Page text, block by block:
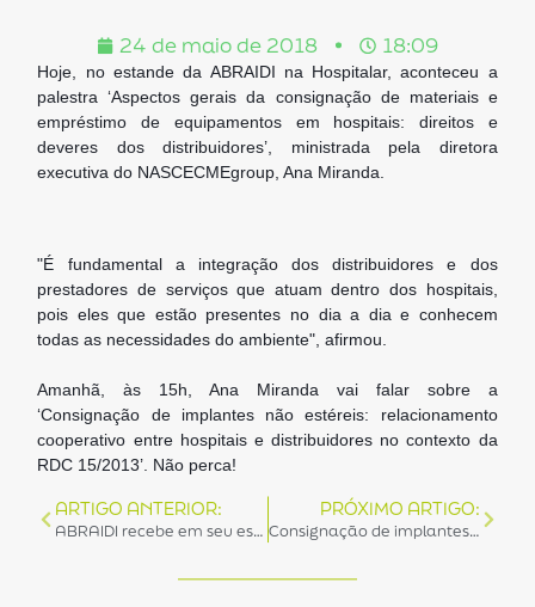
24 de maio de 2018 18:09
Hoje, no estande da ABRAIDI na Hospitalar, aconteceu a
palestra ‘Aspectos gerais da consignação de materiais e
empréstimo de equipamentos em hospitais: direitos e
deveres dos distribuidores’, ministrada pela diretora
executiva do NASCECMEgroup, Ana Miranda.
"É fundamental a integração dos distribuidores e dos
prestadores de serviços que atuam dentro dos hospitais,
pois eles que estão presentes no dia a dia e conhecem
todas as necessidades do ambiente", afirmou.
Amanhã, às 15h, Ana Miranda vai falar sobre a
‘Consignação de implantes não estéreis: relacionamento
cooperativo entre hospitais e distribuidores no contexto da
RDC 15/2013’. Não perca!
ARTIGO ANTERIOR:
ABRAIDI recebe em seu estande o diretor executivo do Instituto Ética Saúde, Carlos Eduardo Gouvêa, para apresentação da palestra “Programa de Qualificação Ética Saúde – QualIES
PRÓXIMO ARTIGO:
Consignação de implantes não estéreis foi o assunto que encerrou o ciclo de palestras realizadas no estande da ABRAIDI na feira hospitalar 2018